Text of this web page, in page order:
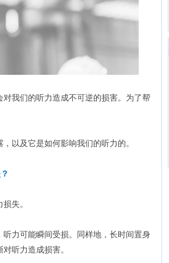
我们的听力造成不可逆的损害。为了帮
以及它是如何影响我们的听力的。
失。
力可能瞬间受损。同样地，长时间置身
听力造成损害。